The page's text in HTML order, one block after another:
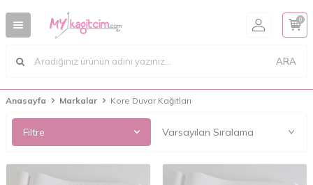
ARA
0
Anasayfa Markalar Kore Duvar Kağıtları
Filtre